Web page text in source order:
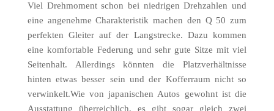
Viel Drehmoment schon bei niedrigen Drehzahlen und
eine angenehme Charakteristik machen den Q 50 zum
perfekten Gleiter auf der Langstrecke. Dazu kommen
eine komfortable Federung und sehr gute Sitze mit viel
Seitenhalt. Allerdings könnten die Platzverhältnisse
hinten etwas besser sein und der Kofferraum nicht so
verwinkelt.Wie von japanischen Autos gewohnt ist die
Ausstattung überreichlich, es gibt sogar gleich zwei